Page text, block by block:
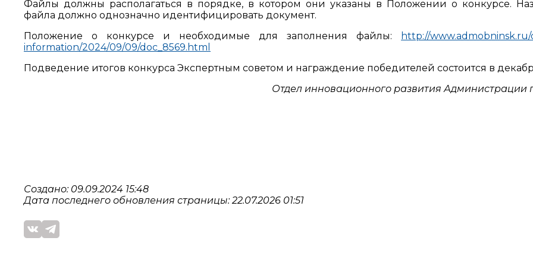
Файлы должны располагаться в порядке, в котором они указаны в Положении о конкурсе.
файла должно однозначно идентифицировать документ.
Положение о конкурсе и необходимые для заполнения файлы:
http://www.admobninsk.ru/
information/2024/09/09/doc_8569.html
Подведение итогов конкурса Экспертным советом и награждение победителей состоится в
Отдел инновационного развития Администрации
Создано: 09.09.2024 15:48
Дата последнего обновления страницы: 22.07.2026 01:51